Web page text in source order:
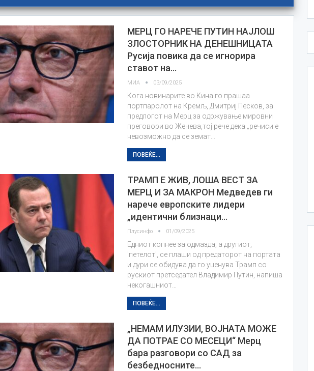
МЕРЦ ГО НАРЕЧЕ ПУТИН НАЈЛОШ
ЗЛОСТОРНИК НА ДЕНЕШНИЦАТА
Русија повика да се игнорира
ставот на…
МИА 03/09/2025
Кога новинарите во Кина го прашаа
портпаролот на Кремљ, Дмитриј Песков, за
предлогот на Мерц за одржување мировни
преговори во Женева,тој рече дека „речиси е
невозможно да се земат…
ПОВЕЌЕ...
ТРАМП Е ЖИВ, ЛОША ВЕСТ ЗА
МЕРЦ И ЗА МАКРОН Медведев ги
нарече европските лидери
„идентични близнаци…
Плусинфо 01/09/2025
Едниот копнее за одмазда, а другиот,
'петелот', се плаши од предаторот на портата
и дури се обидува да го уценува Трамп со
рускиот претседател Владимир Путин, напиша
некогашниот…
ПОВЕЌЕ...
„НЕМАМ ИЛУЗИИ, ВОЈНАТА МОЖЕ
ДА ПОТРАЕ СО МЕСЕЦИ“ Мерц
бара разговори со САД за
безбедносните…